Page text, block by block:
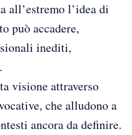
all’estremo l’idea di
può accadere,
inediti,
visione attraverso
che alludono a
ancora da definire.